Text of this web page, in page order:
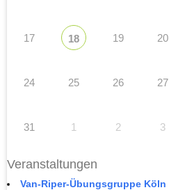
17 18 19 20
24 25 26 27
31 1 2 3
Veranstaltungen
Van-Riper-Übungsgruppe Köln